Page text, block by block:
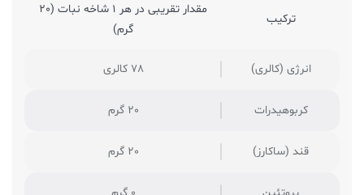
ترکیب
مقدار تقریبی در هر 1 شاخه نبات (20
گرم)
انرژی (کالری) 78 کالری
کربوهیدرات 20 گرم
قند (ساکارز) 20 گرم